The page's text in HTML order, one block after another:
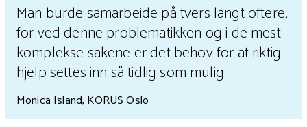
Man burde samarbeide på tvers langt oftere,
for ved denne problematikken og i de mest
komplekse sakene er det behov for at riktig
hjelp settes inn så tidlig som mulig.
Monica Island, KORUS Oslo